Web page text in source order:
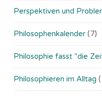
Perspektiven und
Philosophenkalender (7)
Philosophie fasst "die
Philosophieren im Alltag